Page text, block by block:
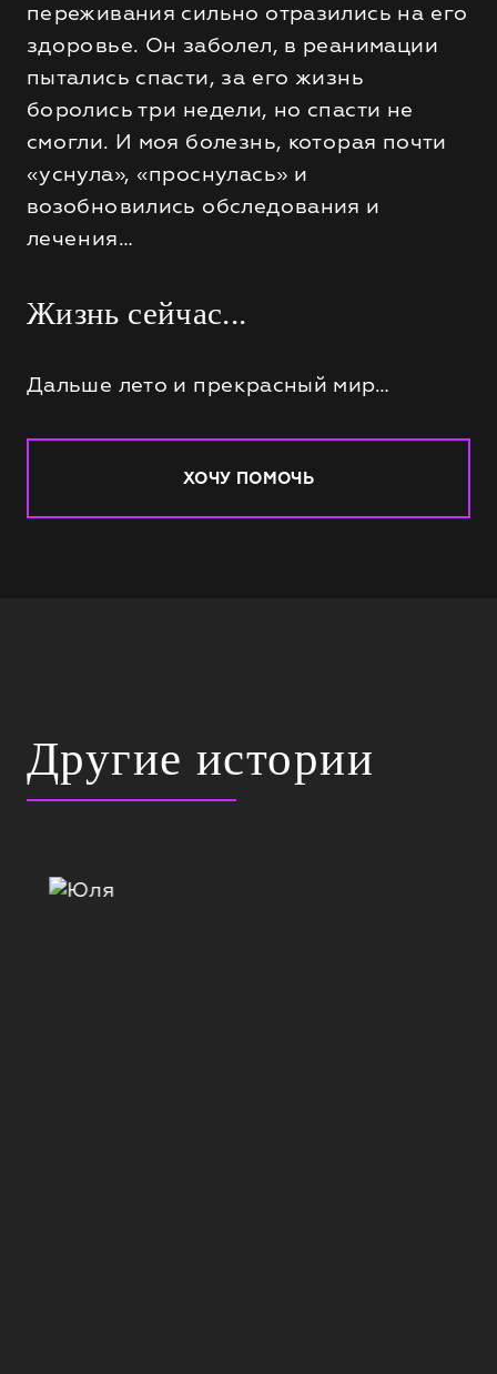
переживания сильно отразились на его
здоровье. Он заболел, в реанимации
пытались спасти, за его жизнь
боролись три недели, но спасти не
смогли. И моя болезнь, которая почти
«уснула», «проснулась» и
возобновились обследования и
лечения…
Жизнь сейчас...
Дальше лето и прекрасный мир…
ХОЧУ ПОМОЧЬ
Другие истории